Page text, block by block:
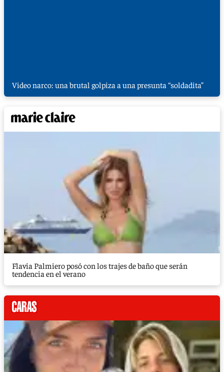
Video narco: una brutal golpiza a una presunta “soldadita”
Flavia Palmiero posó con los trajes de baño que serán
tendencia en el verano